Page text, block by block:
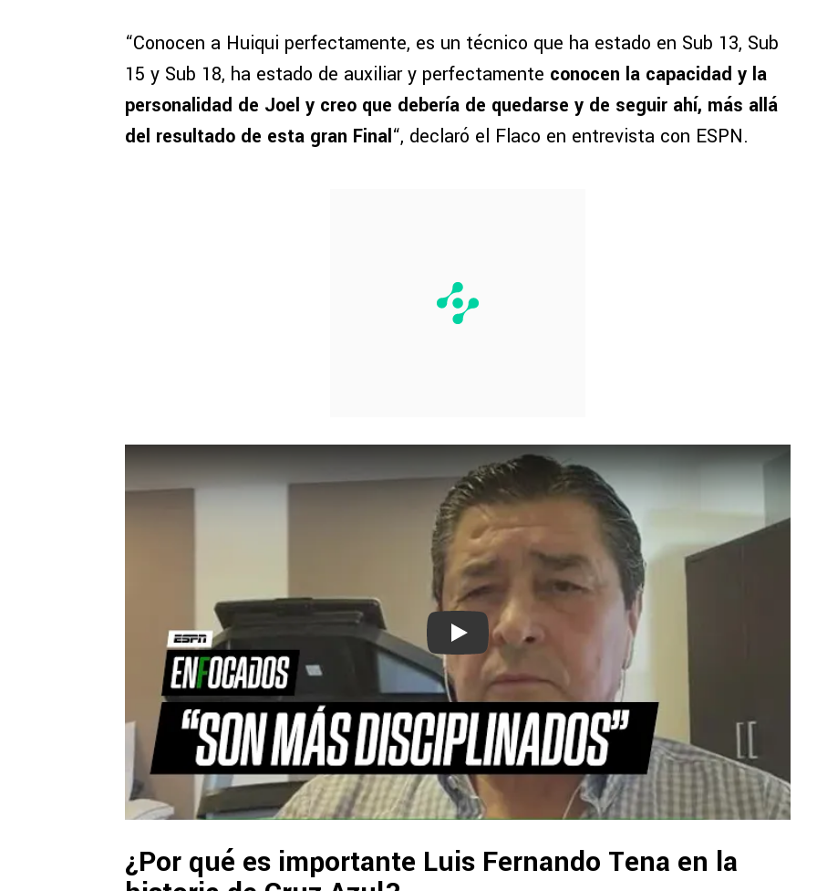
“Conocen a Huiqui perfectamente, es un técnico que ha estado en Sub 13, Sub
15 y Sub 18, ha estado de auxiliar y perfectamente conocen la capacidad y la
personalidad de Joel y creo que debería de quedarse y de seguir ahí, más allá
del resultado de esta gran Final“, declaró el Flaco en entrevista con ESPN.
Play
¿Por qué es importante Luis Fernando Tena en la